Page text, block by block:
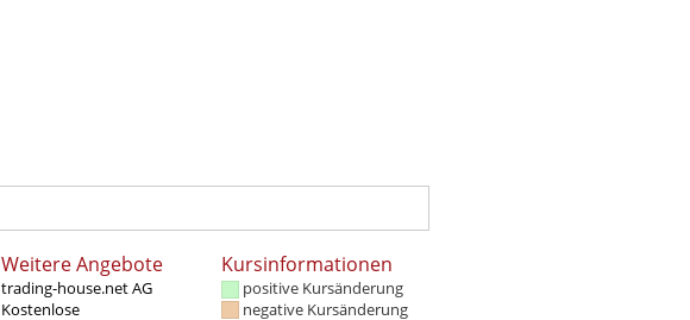
Weitere Angebote
trading-house.net AG
Kostenlose
Kursinformationen
positive Kursänderung
negative Kursänderung